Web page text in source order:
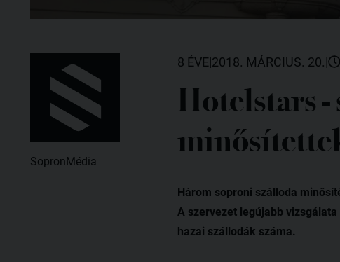
SopronMédia
8 ÉVE|2018. MÁRCIUS. 20.|
Hotelstars
Három soproni szálloda
A szervezet legújabb
hazai szállodák száma.